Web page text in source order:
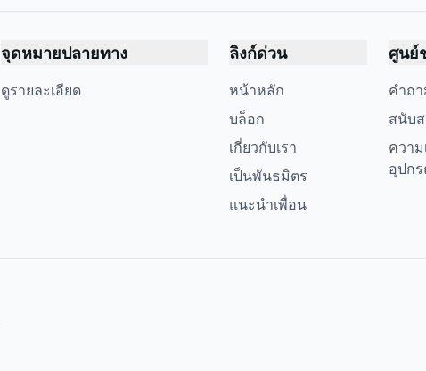
จุดหมายปลายทาง
ดูรายละเอียด
ลิงก์ด่วน
หน้าหลัก
บล็อก
เกี่ยวกับเรา
เป็นพันธมิตร
แนะนำเพื่อน
ศูนย์
คำถ
สนับ
ควา
อุปก